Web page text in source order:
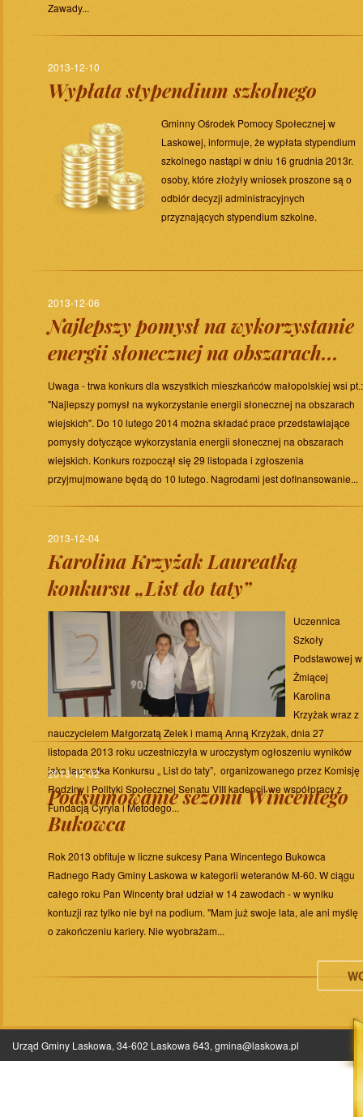
Zawady...
2013-12-10
Wypłata stypendium szkolnego
Gminny Ośrodek Pomocy Społecznej w
Laskowej, informuje, że wypłata stypendium
szkolnego nastąpi w dniu 16 grudnia 2013r.
osoby, które złożyły wniosek proszone są o
odbiór decyzji administracyjnych
przyznających stypendium szkolne.
2013-12-06
Najlepszy pomysł na wykorzystanie
energii słonecznej na obszarach...
Uwaga - trwa konkurs dla wszystkich mieszkańców małopolskiej wsi pt.:
"Najlepszy pomysł na wykorzystanie energii słonecznej na obszarach
wiejskich". Do 10 lutego 2014 można składać prace przedstawiające
pomysły dotyczące wykorzystania energii słonecznej na obszarach
wiejskich. Konkurs rozpoczął się 29 listopada i zgłoszenia
przyjmujmowane będą do 10 lutego. Nagrodami jest dofinansowanie...
2013-12-04
Karolina Krzyżak Laureatką
konkursu „List do taty”
Uczennica
Szkoły
Podstawowej w
Żmiącej
Karolina
Krzyżak wraz z
nauczycielem Małgorzatą Zelek i mamą Anną Krzyżak, dnia 27
listopada 2013 roku uczestniczyła w uroczystym ogłoszeniu wyników
jako laureatka Konkursu „ List do taty”, organizowanego przez Komisję
Rodziny i Polityki Społecznej Senatu VIII kadencji we współpracy z
Fundacją Cyryla i Metodego...
2013-12-02
Podsumowanie sezonu Wincentego
Bukowca
Rok 2013 obfituje w liczne sukcesy Pana Wincentego Bukowca
Radnego Rady Gminy Laskowa w kategorii weteranów M-60. W ciągu
całego roku Pan Wincenty brał udział w 14 zawodach - w wyniku
kontuzji raz tylko nie był na podium. "Mam już swoje lata, ale ani myślę
o zakończeniu kariery. Nie wyobrażam...
Urząd Gminy Laskowa, 34-602 Laskowa 643, gmina@laskowa.pl